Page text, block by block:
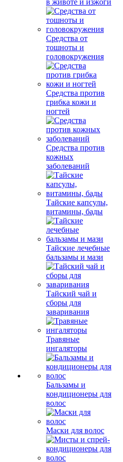
в животе и изжоги
Средства от
тошноты и
головокружения
Средства против
грибка кожи и
ногтей
Средства против
кожных
заболеваний
Тайские капсулы,
витамины, бады
Тайские лечебные
бальзамы и мази
Тайский чай и
сборы для
заваривания
Травяные
ингаляторы
Бальзамы и
кондиционеры для
волос
Маски для волос